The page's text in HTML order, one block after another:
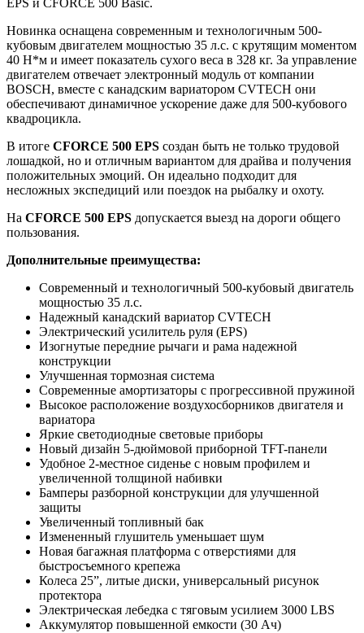
EPS и CFORCE 500 Basic.
Новинка оснащена современным и технологичным 500-
кубовым двигателем мощностью 35 л.с. с крутящим моментом
40 H*м и имеет показатель сухого веса в 328 кг. За управление
двигателем отвечает электронный модуль от компании
BOSCH, вместе с канадским вариатором CVTECH они
обеспечивают динамичное ускорение даже для 500-кубового
квадроцикла.
В итоге CFORCE 500 EPS создан быть не только трудовой
лошадкой, но и отличным вариантом для драйва и получения
положительных эмоций. Он идеально подходит для
несложных экспедиций или поездок на рыбалку и охоту.
На CFORCE 500 EPS допускается выезд на дороги общего
пользования.
Дополнительные преимущества:
Современный и технологичный 500-кубовый двигатель
мощностью 35 л.с.
Надежный канадский вариатор CVTECH
Электрический усилитель руля (EPS)
Изогнутые передние рычаги и рама надежной
конструкции
Улучшенная тормозная система
Современные амортизаторы c прогрессивной пружиной
Высокое расположение воздухосборников двигателя и
вариатора
Яркие светодиодные световые приборы
Новый дизайн 5-дюймовой приборной TFT-панели
Удобное 2-местное сиденье с новым профилем и
увеличенной толщиной набивки
Бамперы разборной конструкции для улучшенной
защиты
Увеличенный топливный бак
Измененный глушитель уменьшает шум
Новая багажная платформа с отверстиями для
быстросъемного крепежа
Колеса 25”, литые диски, универсальный рисунок
протектора
Электрическая лебедка с тяговым усилием 3000 LBS
Аккумулятор повышенной емкости (30 Ач)